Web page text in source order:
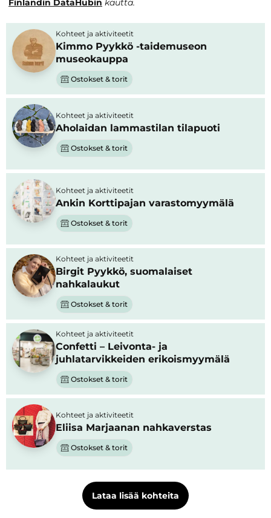
Finlandin DataHubin kautta.
Kohteet ja aktiviteetit
Kimmo Pyykkö -taidemuseon
museokauppa
Ostokset & torit
Kohteet ja aktiviteetit
Aholaidan lammastilan tilapuoti
Ostokset & torit
Kohteet ja aktiviteetit
Ankin Korttipajan varastomyymälä
Ostokset & torit
Kohteet ja aktiviteetit
Birgit Pyykkö, suomalaiset
nahkalaukut
Ostokset & torit
Kohteet ja aktiviteetit
Confetti – Leivonta- ja
juhlatarvikkeiden erikoismyymälä
Ostokset & torit
Kohteet ja aktiviteetit
Eliisa Marjaanan nahkaverstas
Ostokset & torit
Lataa lisää kohteita